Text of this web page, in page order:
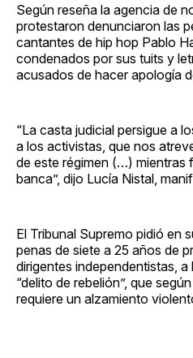
Según reseña la agencia de
protestaron denunciaron las
cantantes de hip hop Pablo
condenados por sus tuits y
acusados de hacer apología
“La casta judicial persigue a
a los activistas, que nos
de este régimen (…) mientras
banca”, dijo Lucía Nistal,
El Tribunal Supremo pidió en
penas de siete a 25 años de
dirigentes independentistas,
“delito de rebelión”, que
requiere un alzamiento